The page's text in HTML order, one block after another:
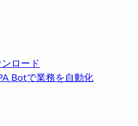
ロード
Botで業務を自動化